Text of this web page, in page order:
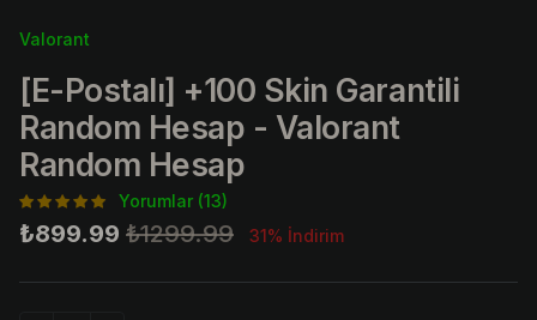
Valorant
[E-Postalı] +100 Skin Garantili
Random Hesap - Valorant
Random Hesap
Yorumlar (13)
₺899.99 ₺1299.99 31% İndirim